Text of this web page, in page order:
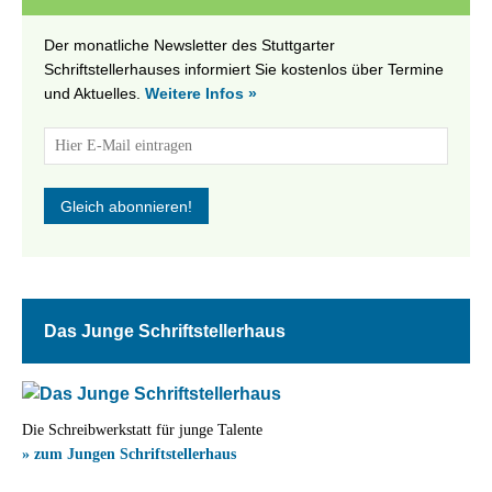
Der monatliche Newsletter des Stuttgarter
Schriftstellerhauses informiert Sie kostenlos über Termine
und Aktuelles. Weitere Infos »
Das Junge Schriftstellerhaus
Die Schreibwerkstatt für junge Talente
» zum Jungen Schriftstellerhaus